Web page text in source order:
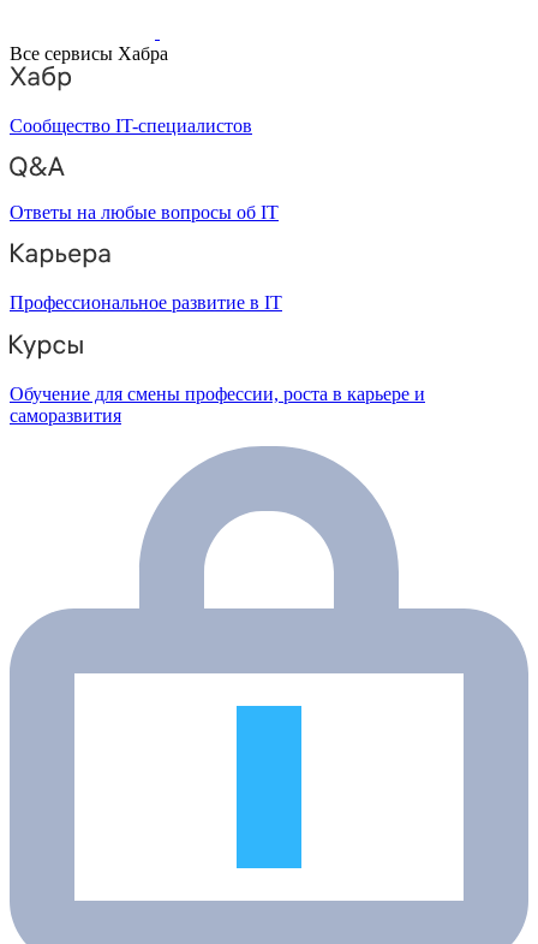
Все сервисы Хабра
Сообщество IT-специалистов
Ответы на любые вопросы об IT
Профессиональное развитие в IT
Обучение для смены профессии, роста в карьере и
саморазвития